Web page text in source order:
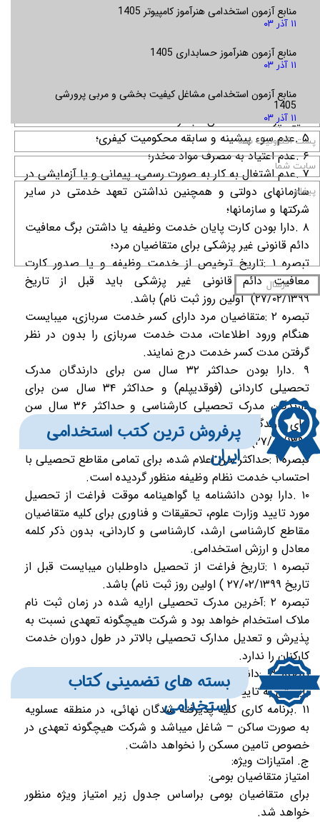
ب- شرایط عمومی:
۳ .اعتقاد به دین اسلام و یا یکی از ادیان شناخته شده در
قانون اساسی؛
۴ .داشتن تندرستی و توانایی کامل جسمانی و روانشناختی با
تایید پزشک متخصص طبکار؛
۵ .عدم سوء پیشینه و سابقه محکومیت کیفری؛
۶ .عدم اعتیاد به مصرف مواد مخدر؛
۷ .عدم اشتغال به کار به صورت رسمی، پیمانی و یا آزمایشی در
سازمانهای دولتی و همچنین نداشتن تعهد خدمتی در سایر
شرکتها و سازمانها؛
۸ .دارا بودن کارت پایان خدمت وظیفه یا داشتن برگ معافیت
دائم قانونی غیر پزشکی برای متقاضیان مرد؛
تبصره ۱ :تاریخ ترخیص از خدمت وظیفه و یا صدور کارت
معافیت دائم قانونی غیر پزشکی باید قبل از تاریخ
۲۷/۰۲/۱۳۹۹) اولین روز ثبت نام) باشد.
تبصره ۲ :متقاضیان مرد دارای کسر خدمت سربازی، میبایست
هنگام ورود اطلاعات، مدت خدمت سربازی را بدون در نظر
گرفتن مدت کسر خدمت درج نمایند.
۹ .دارا بودن حداکثر ۳۲ سال سن برای دارندگان مدرک
تحصیلی کاردانی (فوقدیپلم) و حداکثر ۳۴ سال سن برای
دارندگان مدرک تحصیلی کارشناسی و حداکثر ۳۶ سال سن
برای دارندگان مدرک تحصیلی کارشناسی ارشد؛ تا قبل از تاریخ
۲۷/۰۲/۱۳۹۹) اولین روز ثبت نام).
تبصره ۱ :حداکثر سن اعلام شده، برای تمامی مقاطع تحصیلی با
احتساب خدمت نظام وظیفه منظور گردیده است.
۱۰ .دارا بودن دانشنامه یا گواهینامه موقت فراغت از تحصیل
مورد تایید وزارت علوم، تحقیقات و فناوری برای کلیه متقاضیان
مقاطع کارشناسی ارشد، کارشناسی و کاردانی، بدون ذکر کلمه
معادل و ارزش استخدامی.
تبصره ۱ :تاریخ فراغت از تحصیل داوطلبان میبایست قبل از
تاریخ ۲۷/۰۲/۱۳۹۹ ) اولین روز ثبت نام) باشد.
تبصره ۲ :آخرین مدرک تحصیلی ارایه شده در زمان ثبت نام
ملاک استخدام خواهد بود و شرکت هیچگونه تعهدی نسبت به
پذیرش و تعدیل مدارک تحصیلی بالاتر در طول دوران خدمت
کارکنان را ندارد.
تبصره ۳ :دانشنامه تحصیل در دانشگاههای خارج از کشور
بایستی به تایید وزارت علوم رسیده باشد.
۱۱ .برنامه کاری کلیه پذیرفته شدگان نهائی، در منطقه عسلویه
به صورت ساکن – شاغل میباشد و شرکت هیچگونه تعهدی در
خصوص تامین مسکن را نخواهد داشت.
ج. امتیازات ویژه:
امتیاز متقاضیان بومی:
برای متقاضیان بومی براساس جدول زیر امتیاز ویژه منظور
خواهد شد.
ارسال
منابع آزمون استخدامی هنرآموز کامپیوتر 1405
۱۱ آذر ۰۳
منابع آزمون هنرآموز حسابداری 1405
۱۱ آذر ۰۳
منابع آزمون استخدامی مشاغل کیفیت بخشی و مربی پرورشی
1405
۱۱ آذر ۰۳
​​​پرفروش ترین کتب استخدامی
ایران
بسته های تضمینی کتاب
استخدامی